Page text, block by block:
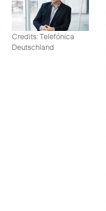
Credits: Telefónica
Deutschland